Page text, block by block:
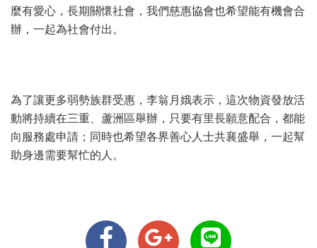
麼有愛心，長期關懷社會，我們慈惠協會也希望能有機會合
辦，一起為社會付出。
為了讓更多弱勢族群受惠，李翁月娥表示，這次物資發放活
動將持續在三重、蘆洲區舉辦，只要有里長願意配合，都能
向服務處申請；同時也希望各界善心人士共襄盛舉，一起幫
助身邊需要幫忙的人。